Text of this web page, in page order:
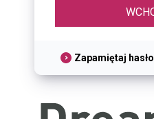
Zapamiętaj hasło